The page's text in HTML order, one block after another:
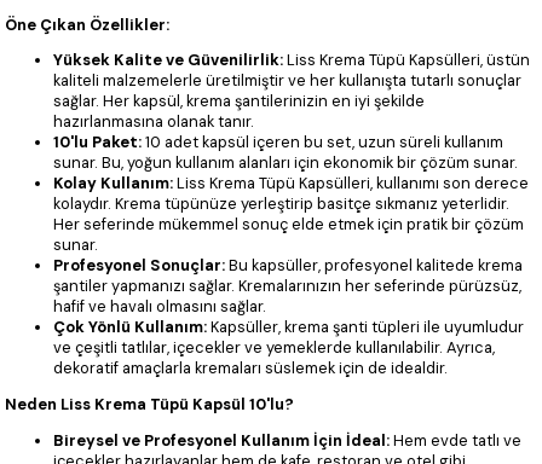
Öne Çıkan Özellikler:
Yüksek Kalite ve Güvenilirlik:Liss Krema Tüpü Kapsülleri, üstün
kaliteli malzemelerle üretilmiştir ve her kullanışta tutarlı sonuçlar
sağlar. Her kapsül, krema şantilerinizin en iyi şekilde
hazırlanmasına olanak tanır.
10'lu Paket:10 adet kapsül içeren bu set, uzun süreli kullanım
sunar. Bu, yoğun kullanım alanları için ekonomik bir çözüm sunar.
Kolay Kullanım:Liss Krema Tüpü Kapsülleri, kullanımı son derece
kolaydır. Krema tüpünüze yerleştirip basitçe sıkmanız yeterlidir.
Her seferinde mükemmel sonuç elde etmek için pratik bir çözüm
sunar.
Profesyonel Sonuçlar:Bu kapsüller, profesyonel kalitede krema
şantiler yapmanızı sağlar. Kremalarınızın her seferinde pürüzsüz,
hafif ve havalı olmasını sağlar.
Çok Yönlü Kullanım:Kapsüller, krema şanti tüpleri ile uyumludur
ve çeşitli tatlılar, içecekler ve yemeklerde kullanılabilir. Ayrıca,
dekoratif amaçlarla kremaları süslemek için de idealdir.
Neden Liss Krema Tüpü Kapsül 10'lu?
Bireysel ve Profesyonel Kullanım İçin İdeal:Hem evde tatlı ve